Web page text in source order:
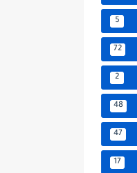
5
72
2
48
47
17